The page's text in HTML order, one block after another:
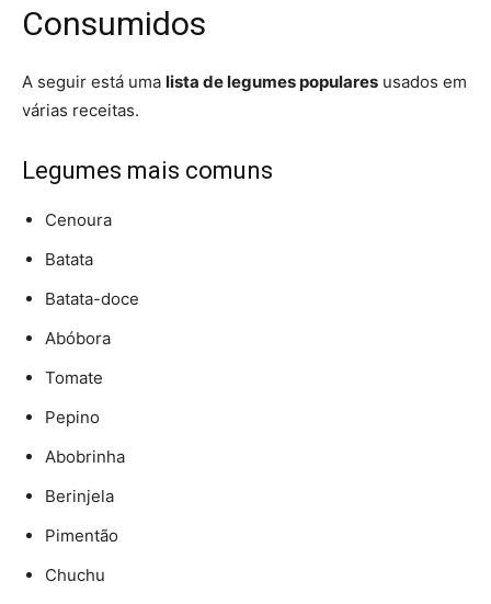
Consumidos
A seguir está uma lista de legumes populares usados em
várias receitas.
Legumes mais comuns
Cenoura
Batata
Batata-doce
Abóbora
Tomate
Pepino
Abobrinha
Berinjela
Pimentão
Chuchu